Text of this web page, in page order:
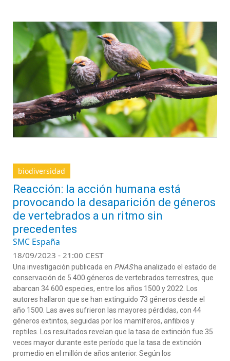
biodiversidad
Reacción: la acción humana está
provocando la desaparición de géneros
de vertebrados a un ritmo sin
precedentes
SMC España
18/09/2023 - 21:00 CEST
Una investigación publicada en PNASha analizado el estado de
conservación de 5.400 géneros de vertebrados terrestres, que
abarcan 34.600 especies, entre los años 1500 y 2022. Los
autores hallaron que se han extinguido 73 géneros desde el
año 1500. Las aves sufrieron las mayores pérdidas, con 44
géneros extintos, seguidas por los mamíferos, anfibios y
reptiles. Los resultados revelan que la tasa de extinción fue 35
veces mayor durante este período que la tasa de extinción
promedio en el millón de años anterior. Según los